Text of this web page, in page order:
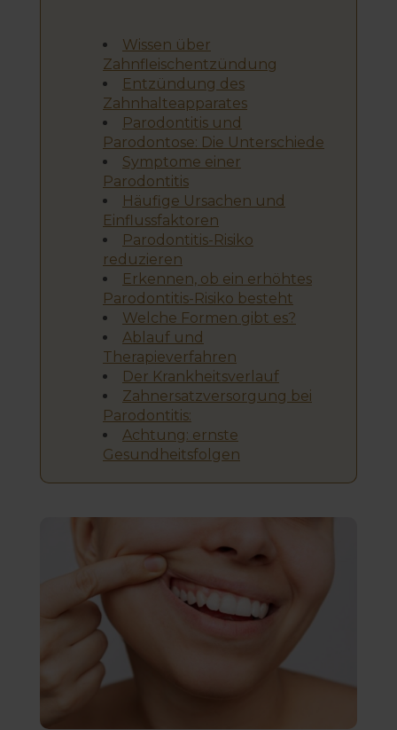
Wissen über
Zahnfleischentzündung
Entzündung des
Zahnhalteapparates
Parodontitis und
Parodontose: Die Unterschiede
Symptome einer
Parodontitis
Häufige Ursachen und
Einflussfaktoren
Parodontitis-Risiko
reduzieren
Erkennen, ob ein erhöhtes
Parodontitis-Risiko besteht
Welche Formen gibt es?
Ablauf und
Therapieverfahren
Der Krankheitsverlauf
Zahnersatzversorgung bei
Parodontitis:
Achtung: ernste
Gesundheitsfolgen